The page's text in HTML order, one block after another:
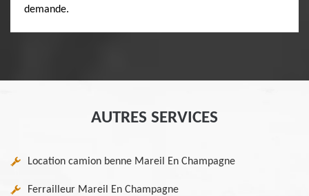
demande.
AUTRES SERVICES
Location camion benne Mareil En Champagne
Ferrailleur Mareil En Champagne